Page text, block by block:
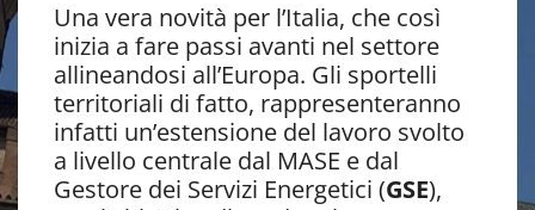
Una vera novità per l’Italia, che così
inizia a fare passi avanti nel settore
allineandosi all’Europa. Gli sportelli
territoriali di fatto, rappresenteranno
infatti un’estensione del lavoro svolto
a livello centrale dal MASE e dal
Gestore dei Servizi Energetici (GSE),